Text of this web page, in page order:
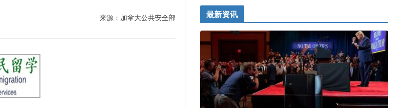
来源：加拿大公共安全部 最新资讯